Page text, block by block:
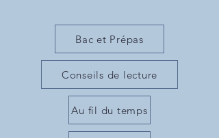
Bac et Prépas
Conseils de lecture
Au fil du temps